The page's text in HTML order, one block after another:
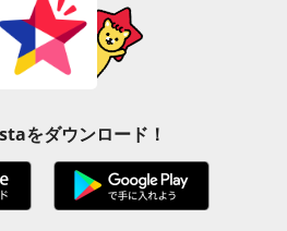
をダウンロード！